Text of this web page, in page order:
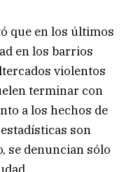
que en los últimos
en los barrios
violentos
terminar con
a los hechos de
son
se denuncian sólo